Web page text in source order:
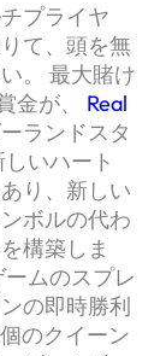
プライヤ
て、頭を無
。 最大賭け
金が、 Real
ランドスタ
いハート
り、新しい
ボルの代わ
構築しま
ムのスプレ
の即時勝利
のクイーン